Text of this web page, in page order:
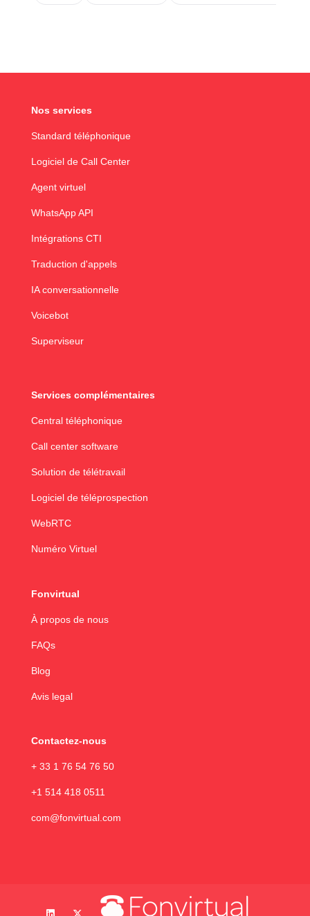
Nos services
Standard téléphonique
Logiciel de Call Center
Agent virtuel
WhatsApp API
Intégrations CTI
Traduction d'appels
IA conversationnelle
Voicebot
Superviseur
Services complémentaires
Central téléphonique
Call center software
Solution de télétravail
Logiciel de téléprospection
WebRTC
Numéro Virtuel
Fonvirtual
À propos de nous
FAQs
Blog
Avis legal
Contactez-nous
+ 33 1 76 54 76 50
+1 514 418 0511
com@fonvirtual.com